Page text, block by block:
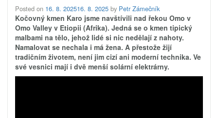
Posted on 16. 8. 202516. 8. 2025 by Petr Zámečník
Kočovný kmen Karo jsme navštívili nad řekou Omo v
Omo Valley v Etiopii (Afrika). Jedná se o kmen tipický
malbami na tělo, jehož lidé si nic nedělají z nahoty.
Namalovat se nechala i má žena. A přestože žijí
tradičním životem, není jim cizí ani moderní technika. Ve
své vesnici mají i dvě menší solární elektrárny.